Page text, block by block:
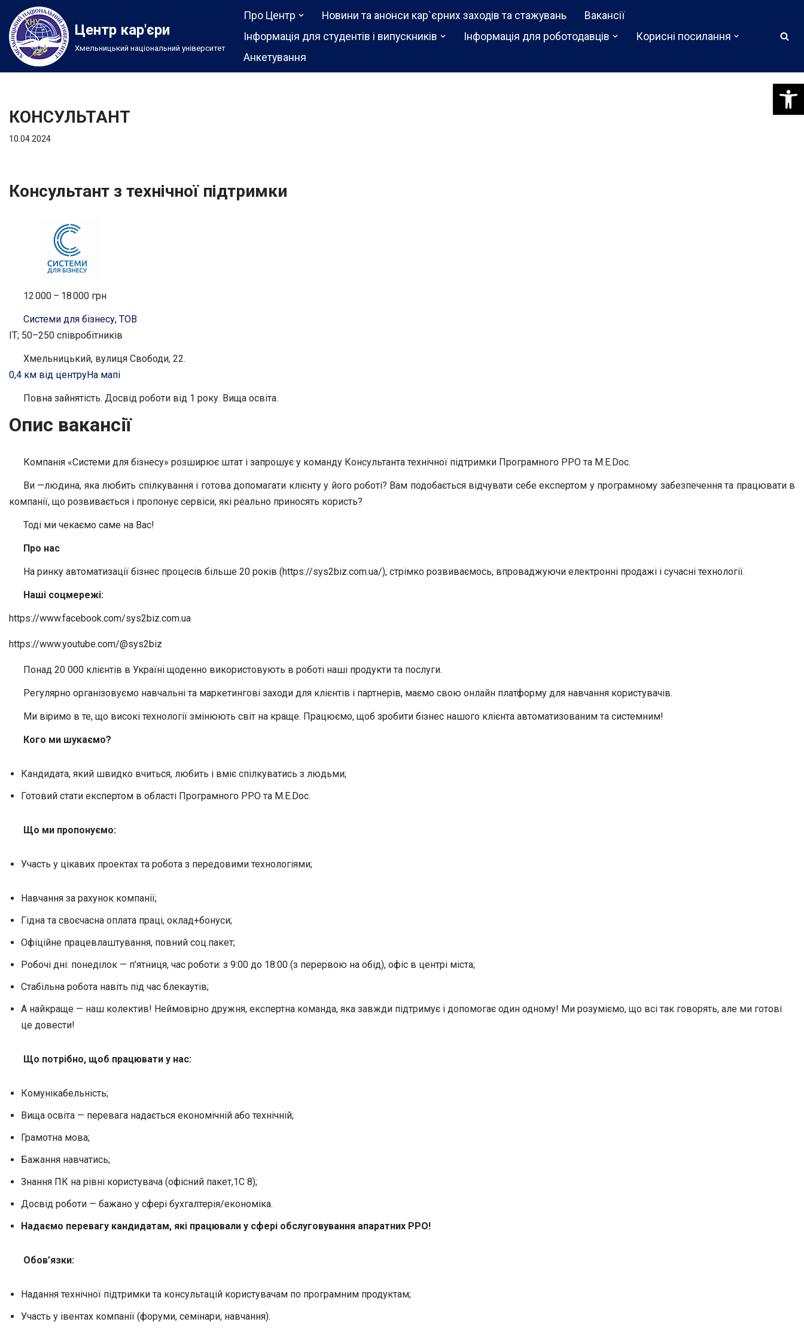
Перейти
до
вмісту
Центр кар'єри
Хмельницький національний університет
Про Центр Новини та анонси кар`єрних заходів та стажувань
Вакансії
Інформація для студентів і випускників
Інформація для роботодавців
Корисні посилання
Анкетування
КОНСУЛЬТАНТ
10.04.2024
Консультант з технічної підтримки
12 000 – 18 000 грн
Системи для бізнесу, ТОВ
IT; 50–250 співробітників
Хмельницький, вулиця Свободи, 22.
0,4 км від центруНа мапі
Повна зайнятість. Досвід роботи від 1 року. Вища освіта.
Опис вакансії
Компанія «Системи для бізнесу» розширює штат і запрошує у команду Консультанта технічної підтримки Програмного РРО та M.E.Doc.
Ви —людина, яка любить спілкування і готова допомагати клієнту у його роботі? Вам подобається відчувати себе експертом у програмному забезпечення та працювати в
компанії, що розвивається і пропонує сервіси, які реально приносять користь?
Тоді ми чекаємо саме на Вас!
Про нас
На ринку автоматизації бізнес процесів більше 20 років (https://sys2biz.com.ua/), стрімко розвиваємось, впроваджуючи електронні продажі і сучасні технології.
Наші соцмережі:
https://www.facebook.com/sys2biz.com.ua
https://www.youtube.com/@sys2biz
Понад 20 000 клієнтів в Україні щоденно використовують в роботі наші продукти та послуги.
Регулярно організовуємо навчальні та маркетингові заходи для клієнтів і партнерів, маємо свою онлайн платформу для навчання користувачів.
Ми віримо в те, що високі технології змінюють світ на краще. Працюємо, щоб зробити бізнес нашого клієнта автоматизованим та системним!
Кого ми шукаємо?
Кандидата, який швидко вчиться, любить і вміє спілкуватись з людьми;
Готовий стати експертом в області Програмного РРО та M.E.Doc.
Що ми пропонуємо:
Участь у цікавих проектах та робота з передовими технологіями;
Навчання за рахунок компанії;
Гідна та своєчасна оплата праці, оклад+бонуси;
Офіційне працевлаштування, повний соц.пакет;
Робочі дні: понеділок — п’ятниця, час роботи: з 9:00 до 18:00 (з перервою на обід), офіс в центрі міста;
Стабільна робота навіть під час блекаутів;
А найкраще — наш колектив! Неймовірно дружня, експертна команда, яка завжди підтримує і допомогає один одному! Ми розуміємо, що всі так говорять, але ми готові
це довести!
Що потрібно, щоб працювати у нас:
Комунікабельність;
Вища освіта — перевага надається економічній або технічній;
Грамотна мова;
Бажання навчатись;
Знання ПК на рівні користувача (офісний пакет,1С 8);
Досвід роботи — бажано у сфері бухгалтерія/економіка.
Надаємо перевагу кандидатам, які працювали у сфері обслуговування апаратних РРО!
Обов’язки:
Надання технічної підтримки та консультацій користувачам по програмним продуктам;
Участь у івентах компанії (форуми, семінари, навчання).